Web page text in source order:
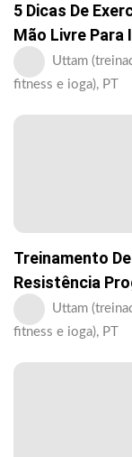
5 Dicas De
Mão Livre Para
Uttam
fitness e ioga), PT
Treinamento
Resistência
Uttam
fitness e ioga), PT